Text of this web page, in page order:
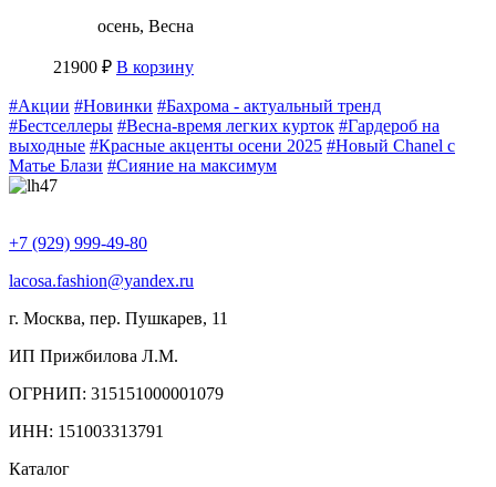
осень, Весна
21900 ₽ В корзину
#Акции #Новинки #Бахрома - актуальный тренд
#Бестселлеры #Весна-время легких курток #Гардероб на
выходные #Красные акценты осени 2025 #Новый Chanel с
Матье Блази #Сияние на максимум
+7 (929) 999-49-80
lacosa.fashion@yandex.ru
г. Москва, пер. Пушкарев, 11
ИП Прижбилова Л.М.
ОГРНИП: 315151000001079
ИНН: 151003313791
Каталог